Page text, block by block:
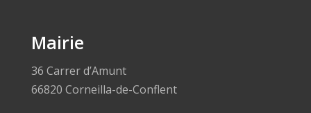
Mairie
36 Carrer d’Amunt
66820 Corneilla-de-Conflent